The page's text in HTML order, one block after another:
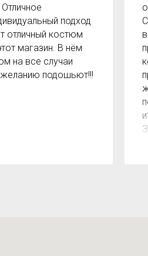
подход
отличный костюм
магазин. В нём
на все случаи
подошьют!!!